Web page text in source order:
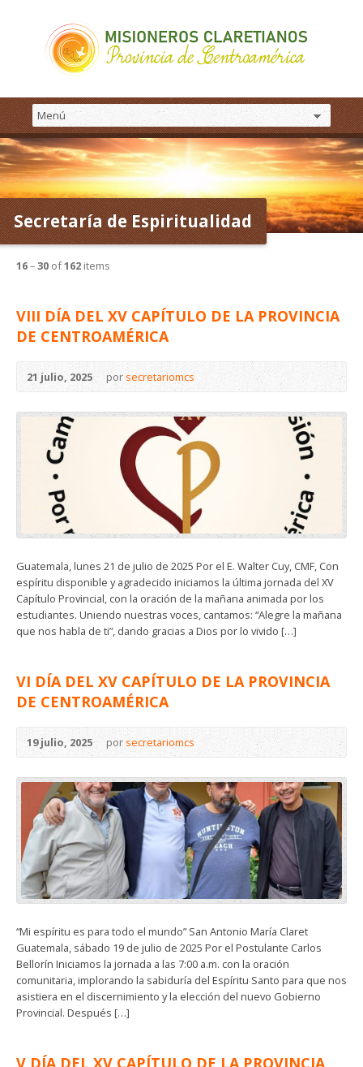
Secretaría de Espiritualidad
16–30 of162 items
VIII DÍA DEL XV CAPÍTULO DE LA PROVINCIA
DE CENTROAMÉRICA
21 julio, 2025 por secretariomcs
Guatemala, lunes 21 de julio de 2025 Por el E. Walter Cuy, CMF, Con
espíritu disponible y agradecido iniciamos la última jornada del XV
Capítulo Provincial, con la oración de la mañana animada por los
estudiantes. Uniendo nuestras voces, cantamos: “Alegre la mañana
que nos habla de ti”, dando gracias a Dios por lo vivido […]
VI DÍA DEL XV CAPÍTULO DE LA PROVINCIA
DE CENTROAMÉRICA
19 julio, 2025 por secretariomcs
“Mi espíritu es para todo el mundo” San Antonio María Claret
Guatemala, sábado 19 de julio de 2025 Por el Postulante Carlos
Bellorín Iniciamos la jornada a las 7:00 a.m. con la oración
comunitaria, implorando la sabiduría del Espíritu Santo para que nos
asistiera en el discernimiento y la elección del nuevo Gobierno
Provincial. Después […]